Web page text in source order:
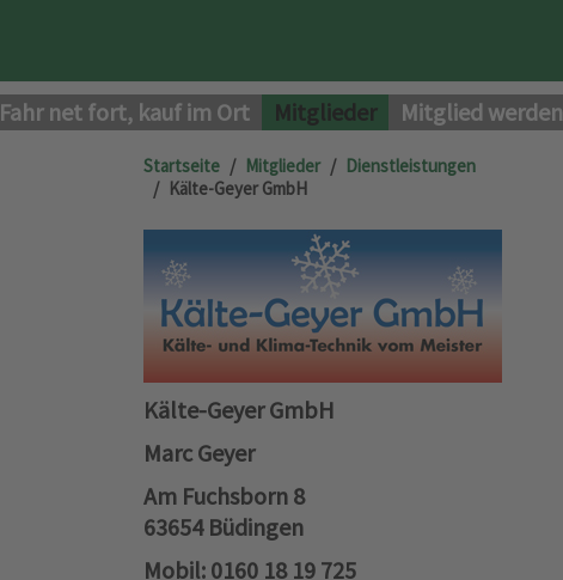
Fahr net fort, kauf im Ort Mitglieder Mitglied werden
Startseite Mitglieder
Dienstleistungen
Kälte-Geyer GmbH
Kälte-Geyer GmbH
Marc Geyer
Am Fuchsborn 8
63654 Büdingen
Mobil: 0160 18 19 725